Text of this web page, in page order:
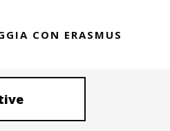
CON ERASMUS